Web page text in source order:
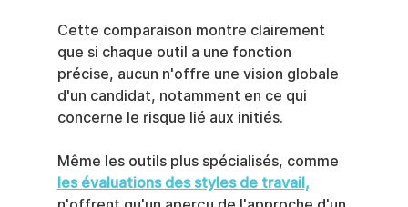
Cette comparaison montre clairement
que si chaque outil a une fonction
précise, aucun n'offre une vision globale
d'un candidat, notamment en ce qui
concerne le risque lié aux initiés.
Même les outils plus spécialisés, comme
les évaluations des styles de travail,